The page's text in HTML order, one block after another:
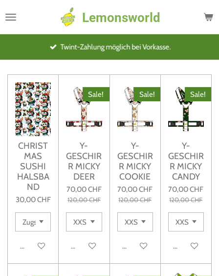
Hauptinhalt
Lemonsworld
Twint-Zahlung möglich bei Vorkasse.
CHRIST
MAS
SUSHI
HALSBA
ND
30,00 CHF
Details anzeigen
Sale!
Y-
GESCHIR
R MICKY
DEER
70,00 CHF
120,00 CHF
Details anzeigen
Sale!
Y-
GESCHIR
R MICKY
COOKIE
70,00 CHF
120,00 CHF
Details anzeigen
Sale!
Y-
GESCHIR
R MICKY
CANDY
70,00 CHF
120,00 CHF
Details